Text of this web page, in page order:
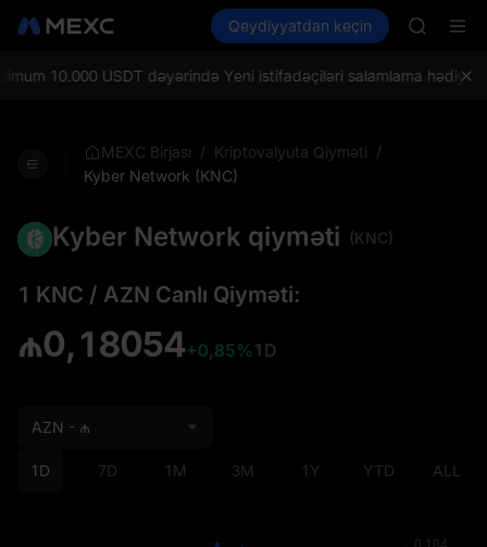
Bazarlar Spot Futures SPCX
Qeydiyyatdan keçin
TUT
10.000 USDT dəyərində Yeni istifadəçiləri salamlama
MEXC Birjası / Kriptovalyuta Qiyməti /
Kyber Network (KNC)
Kyber Network qiyməti (KNC)
1 KNC / AZN Canlı Qiyməti:
₼0,18054+0,85% 1D
1D 7D 1M 3M 1Y YTD ALL
AZN - ₼